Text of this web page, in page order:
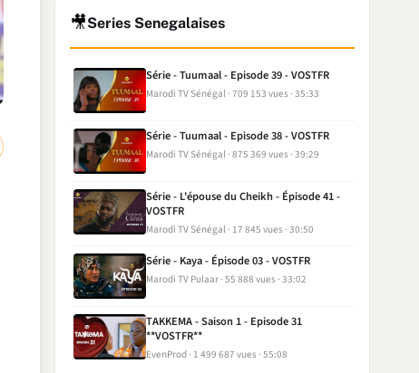
🎥Series Senegalaises
Série - Tuumaal - Episode 39 - VOSTFR
Marodi TV Sénégal 709 153 vues 35:33
Série - Tuumaal - Episode 38 - VOSTFR
Marodi TV Sénégal 875 369 vues 39:29
Série - L'épouse du Cheikh - Épisode 41 -
VOSTFR
Marodi TV Sénégal 17 845 vues 30:50
Série - Kaya - Épisode 03 - VOSTFR
Marodi TV Pulaar 55 888 vues 33:02
TAKKEMA - Saison 1 - Episode 31
**VOSTFR**
EvenProd 1 499 687 vues 55:08